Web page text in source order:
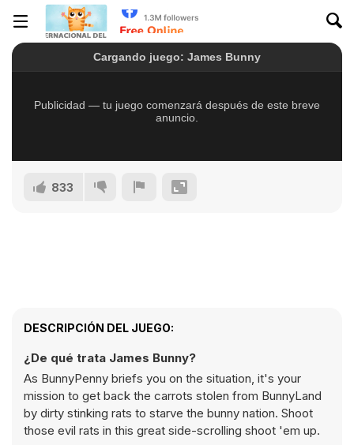
833
DESCRIPCIÓN DEL JUEGO:
¿De qué trata James Bunny?
As BunnyPenny briefs you on the situation, it's your
mission to get back the carrots stolen from BunnyLand
by dirty stinking rats to starve the bunny nation. Shoot
those evil rats in this great side-scrolling shoot 'em up.